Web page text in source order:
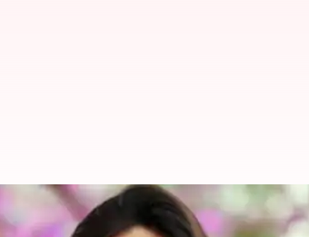
కౌర్.. ప్రతి ఒక్కరిని